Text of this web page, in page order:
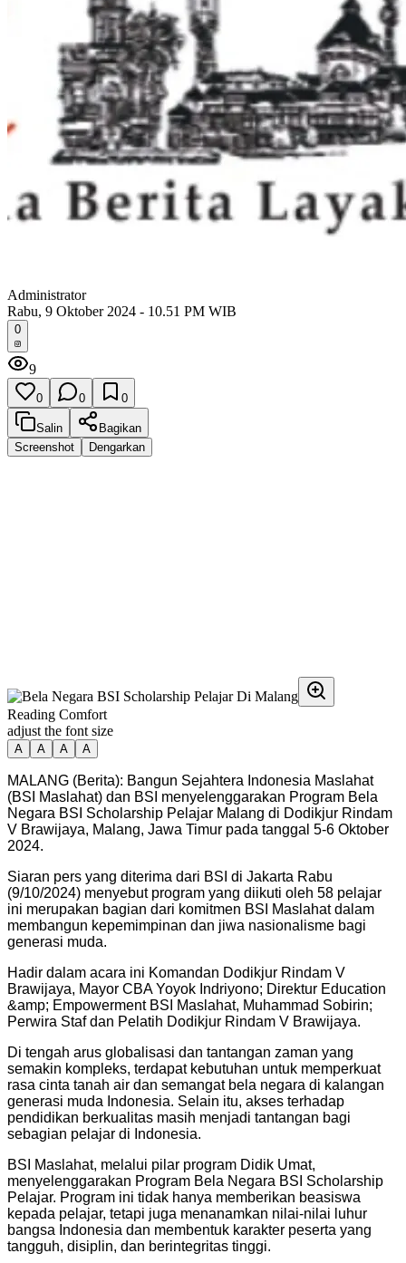
Administrator
Rabu, 9 Oktober 2024 - 10.51 PM WIB
0
9
0 0 0
Salin
Bagikan
Screenshot
Dengarkan
Reading Comfort
adjust the font size
A A A A
MALANG (Berita): Bangun Sejahtera Indonesia Maslahat
(BSI Maslahat) dan BSI menyelenggarakan Program Bela
Negara BSI Scholarship Pelajar Malang di Dodikjur Rindam
V Brawijaya, Malang, Jawa Timur pada tanggal 5-6 Oktober
2024.
Siaran pers yang diterima dari BSI di Jakarta Rabu
(9/10/2024) menyebut program yang diikuti oleh 58 pelajar
ini merupakan bagian dari komitmen BSI Maslahat dalam
membangun kepemimpinan dan jiwa nasionalisme bagi
generasi muda.
Hadir dalam acara ini Komandan Dodikjur Rindam V
Brawijaya, Mayor CBA Yoyok Indriyono; Direktur Education
&amp; Empowerment BSI Maslahat, Muhammad Sobirin;
Perwira Staf dan Pelatih Dodikjur Rindam V Brawijaya.
Di tengah arus globalisasi dan tantangan zaman yang
semakin kompleks, terdapat kebutuhan untuk memperkuat
rasa cinta tanah air dan semangat bela negara di kalangan
generasi muda Indonesia. Selain itu, akses terhadap
pendidikan berkualitas masih menjadi tantangan bagi
sebagian pelajar di Indonesia.
BSI Maslahat, melalui pilar program Didik Umat,
menyelenggarakan Program Bela Negara BSI Scholarship
Pelajar. Program ini tidak hanya memberikan beasiswa
kepada pelajar, tetapi juga menanamkan nilai-nilai luhur
bangsa Indonesia dan membentuk karakter peserta yang
tangguh, disiplin, dan berintegritas tinggi.